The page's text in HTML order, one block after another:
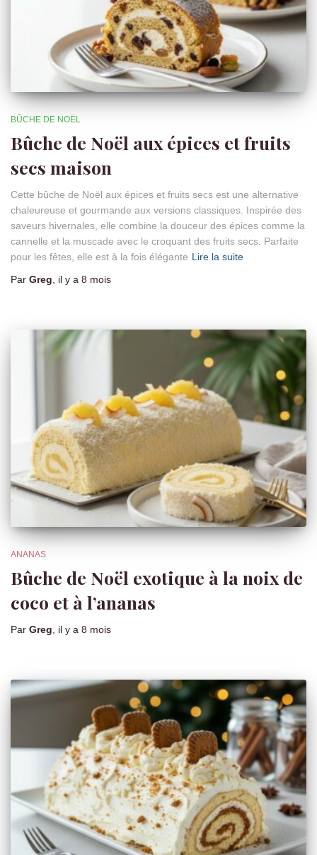
BÛCHE DE NOËL
Bûche de Noël aux épices et fruits
secs maison
Cette bûche de Noël aux épices et fruits secs est une alternative
chaleureuse et gourmande aux versions classiques. Inspirée des
saveurs hivernales, elle combine la douceur des épices comme la
cannelle et la muscade avec le croquant des fruits secs. Parfaite
pour les fêtes, elle est à la fois élégante Lire la suite
Par Greg , il y a 8 mois
ANANAS
Bûche de Noël exotique à la noix de
coco et à l’ananas
Par Greg , il y a 8 mois